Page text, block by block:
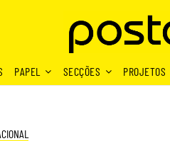
PAPEL SECÇÕES PROJETOS